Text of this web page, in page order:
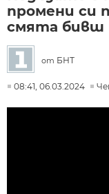
промени си
смята бивш
от БНТ
08:41, 06.03.2024